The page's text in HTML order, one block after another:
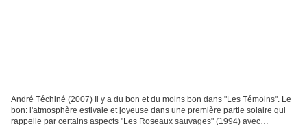
André Téchiné (2007) Il y a du bon et du moins bon dans "Les Témoins". Le
bon: l'atmosphère estivale et joyeuse dans une première partie solaire qui
rappelle par certains aspects "Les Roseaux sauvages" (1994) avec